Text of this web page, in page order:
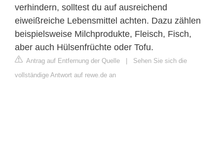
verhindern, solltest du auf ausreichend
eiweißreiche Lebensmittel achten. Dazu zählen
beispielsweise Milchprodukte, Fleisch, Fisch,
aber auch Hülsenfrüchte oder Tofu.
Antrag auf Entfernung der Quelle
Sehen Sie sich die
vollständige Antwort auf rewe.de an